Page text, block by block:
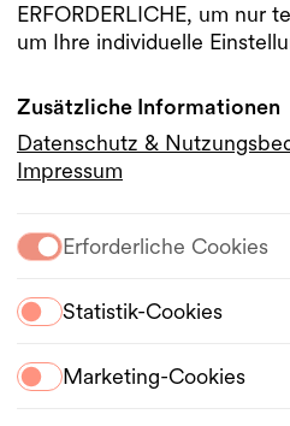
ERFORDERLICHE, um nur
um Ihre individuelle
Zusätzliche Informationen
Datenschutz &
Impressum
Erforderliche Cookies
Statistik-Cookies
Marketing-Cookies